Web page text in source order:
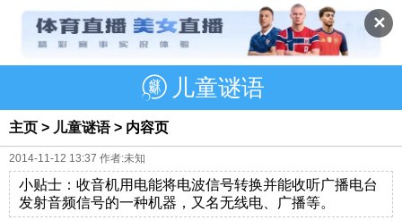
✕
儿童谜语
主页 > 儿童谜语> 内容页
2014-11-12 13:37 作者:未知
小贴士：收音机用电能将电波信号转换并能收听广播电台
发射音频信号的一种机器，又名无线电、广播等。